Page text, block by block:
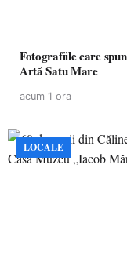
Fotografiile care
Artă Satu Mare
acum 1 ora
LOCALE